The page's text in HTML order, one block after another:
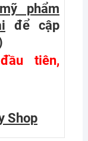
phẩm
để cập
tiên,
Shop